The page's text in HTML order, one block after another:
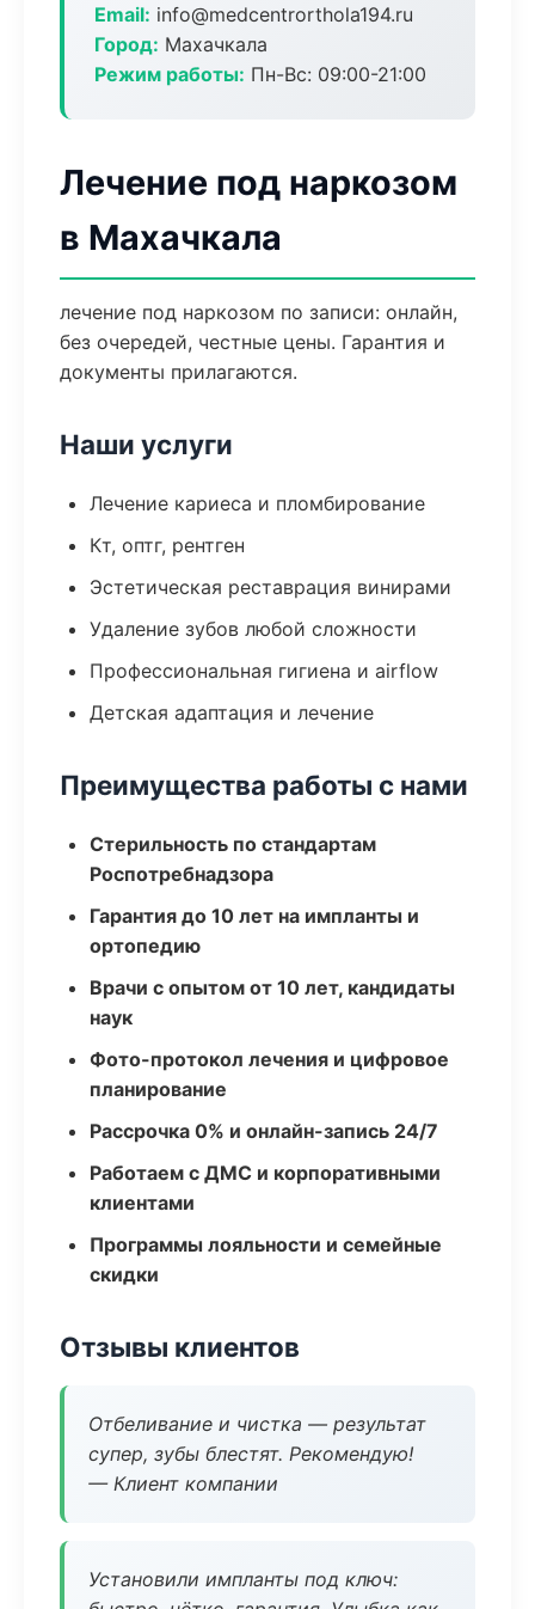
Email: info@medcentrorthola194.ru
Город: Махачкала
Режим работы: Пн-Вс: 09:00-21:00
Лечение под наркозом
в Махачкала
лечение под наркозом по записи: онлайн,
без очередей, честные цены. Гарантия и
документы прилагаются.
Наши услуги
Лечение кариеса и пломбирование
Кт, оптг, рентген
Эстетическая реставрация винирами
Удаление зубов любой сложности
Профессиональная гигиена и airflow
Детская адаптация и лечение
Преимущества работы с нами
Стерильность по стандартам
Роспотребнадзора
Гарантия до 10 лет на импланты и
ортопедию
Врачи с опытом от 10 лет, кандидаты
наук
Фото-протокол лечения и цифровое
планирование
Рассрочка 0% и онлайн-запись 24/7
Работаем с ДМС и корпоративными
клиентами
Программы лояльности и семейные
скидки
Отзывы клиентов
Отбеливание и чистка — результат
супер, зубы блестят. Рекомендую!
— Клиент компании
Установили импланты под ключ: